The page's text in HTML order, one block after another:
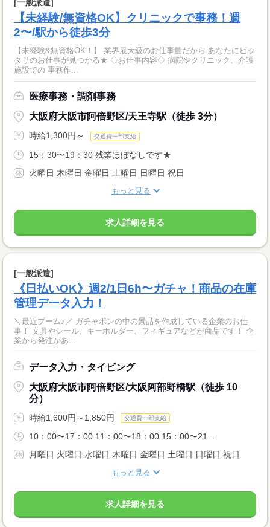
[一般派遣]
【未経験/無資格OK】クリニックで事務！週
2〜/駅から徒歩3分
【未経験&無資格OK！】 業界最大級のお仕事量だから あなたにピッ
タリのお仕事が見つかる★ ◇お仕事内容◇ 病院やクリニック、介護
施設での 事務作...
医療事務・調剤事務
大阪府大阪市阿倍野区/天王寺駅（徒歩 3分）
時給1,300円～ 交通費一部支給
15：30〜19：30 残業ほぼなしです★
火曜日 木曜日 金曜日 土曜日 日曜日 祝日
もっと見る
求人詳細を見る
[一般派遣]
《日払いOK》週2/1日6h〜ガチャ！商品の在庫
管理データ入力！
＼最近ブーム♪／ ガチャポンの中の景品を作成している企業のお仕
事！ 文具やシール、キーホルダー、フィギュアなどが商品です！ 企
業から発注があ...
データ入力・タイピング
大阪府大阪市阿倍野区/大阪阿部野橋駅（徒歩 10
分）
時給1,600円～1,850円 交通費一部支給
10：00〜17：00 11：00〜18：00 15：00〜21...
月曜日 火曜日 水曜日 木曜日 金曜日 土曜日 日曜日 祝日
もっと見る
求人詳細を見る